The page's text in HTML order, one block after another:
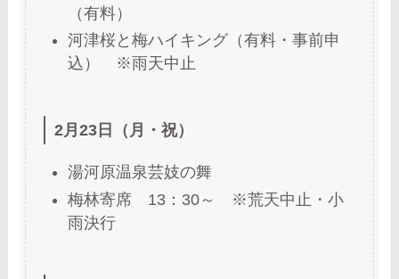
（有料）
河津桜と梅ハイキング（有料・事前申
込） ※雨天中止
2月23日（月・祝）
湯河原温泉芸妓の舞
梅林寄席 13：30～ ※荒天中止・小
雨決行